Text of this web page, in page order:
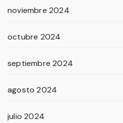
noviembre 2024
octubre 2024
septiembre 2024
agosto 2024
julio 2024